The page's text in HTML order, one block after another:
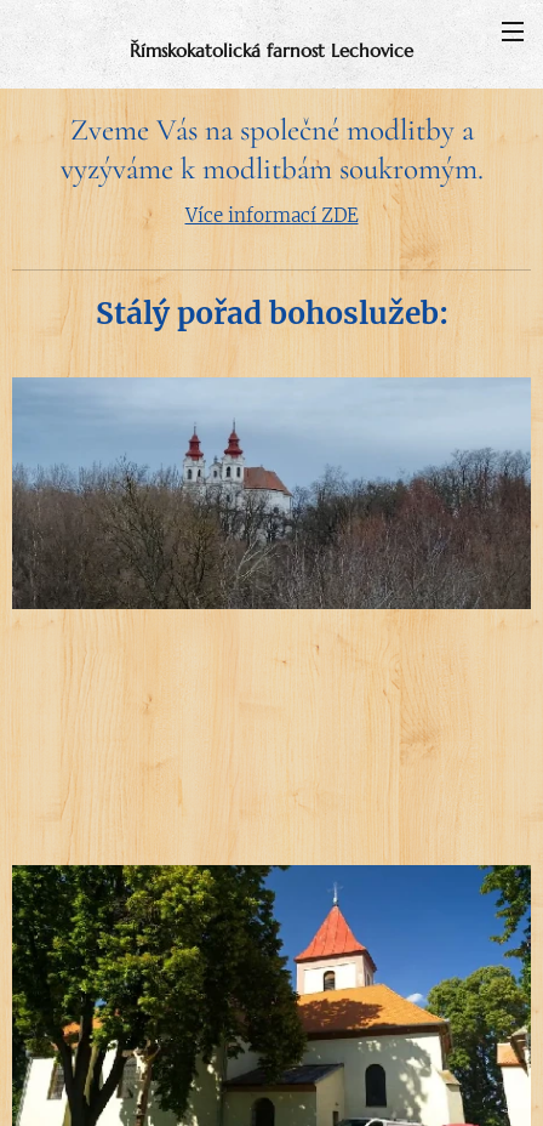
Římskokatolická farnost Lechovice
Zveme Vás na společné modlitby a
vyzýváme k modlitbám soukromým.
Více informací ZDE
Stálý pořad bohoslužeb: